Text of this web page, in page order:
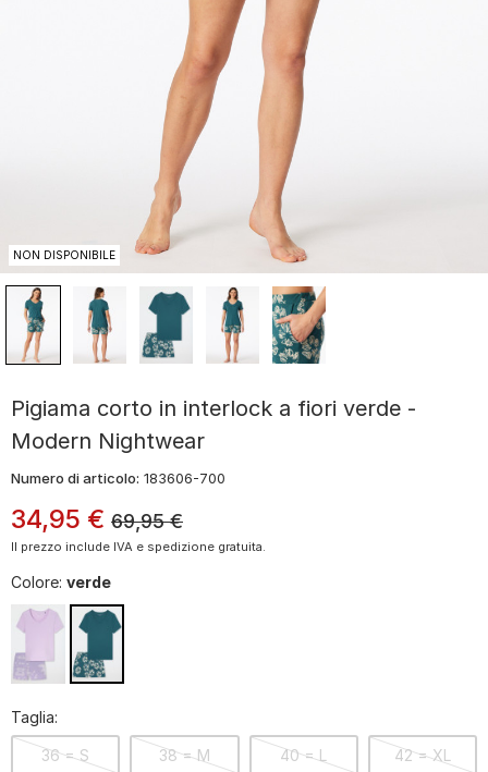
NON DISPONIBILE
Pigiama corto in interlock a fiori verde -
Modern Nightwear
Numero di articolo: 183606-700
34,95 € 69,95€
Il prezzo include IVA e spedizione gratuita.
Colore: verde
Taglia:
36 = S 38 = M 40 = L 42 = XL